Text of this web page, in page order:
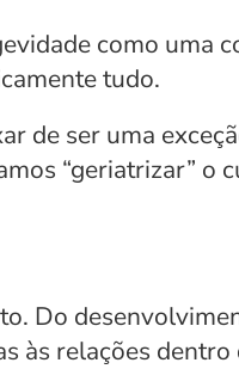
como uma
tudo.
de ser uma
“geriatrizar” o
Do
às relações dentro